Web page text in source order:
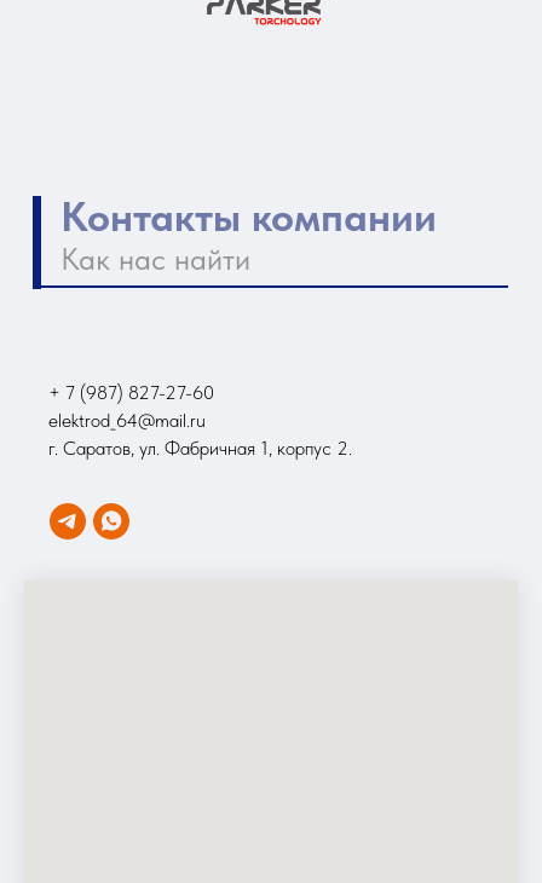
+ 7 (987) 827-27-60
elektrod_64@mail.ru
г. Саратов, ул. Фабричная 1, корпус 2.